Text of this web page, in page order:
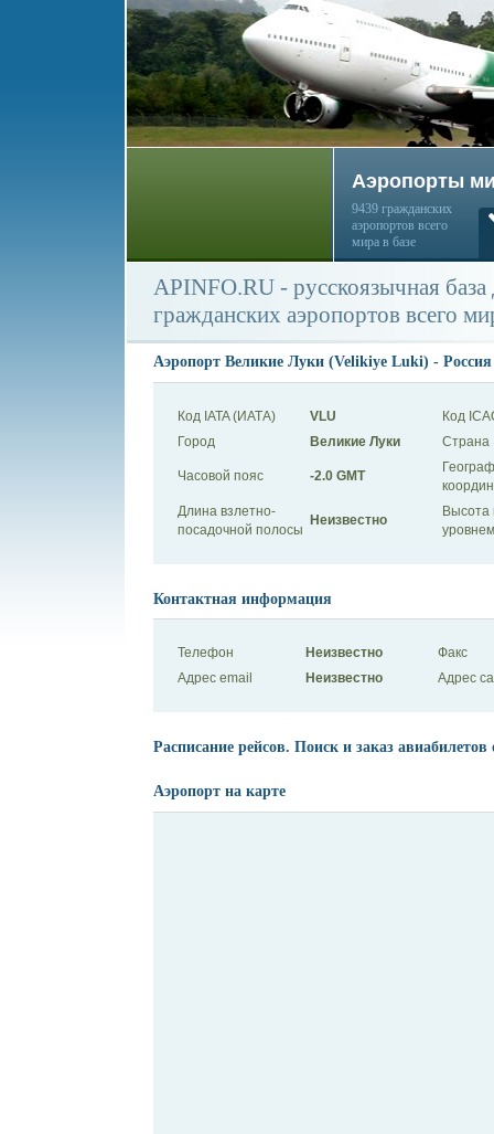
Аэропорты
9439 гражданских
аэропортов всего
мира в базе
APINFO.RU - русскоязычная
гражданских аэропортов всего
Аэропорт Великие Луки (Velikiye Luki) - Россия
Код IATA (ИАТА) VLU
Код
Город
Великие Луки Страна
Часовой пояс -2.0 GMT
Длина взлетно-
посадочной полосы
Неизвестно
Высота
Контактная информация
Телефон Неизвестно
Факс
Адрес email
Неизвестно Адрес
Расписание рейсов. Поиск и заказ авиабилетов
Аэропорт на карте